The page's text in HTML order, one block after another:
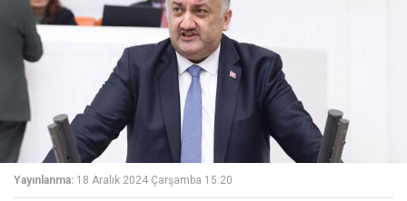
Yayınlanma: 18 Aralık 2024 Çarşamba 15:20